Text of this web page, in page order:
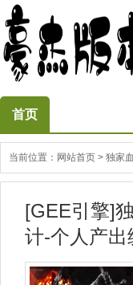
首页
当前位置： 网站首页 > 独家
[GEE引擎]
计-个人产出